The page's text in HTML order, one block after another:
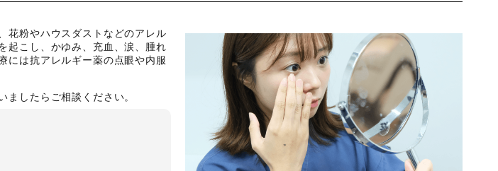
花粉やハウスダストなどのアレル
起こし、かゆみ、充血、涙、腫れ
には抗アレルギー薬の点眼や内服
ましたらご相談ください。